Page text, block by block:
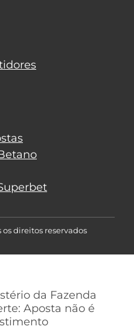
os direitos reservados
da Fazenda
Aposta não é